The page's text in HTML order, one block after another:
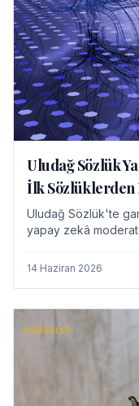
Uludağ Sözlük
İlk
Uludağ Sözlük'te
yapay zekâ
moderasyonu ve
14 Haziran 2026
HABERLER